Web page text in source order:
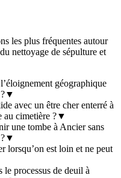
les plus fréquentes autour
nettoyage de sépulture et
géographique
▼
avec un être cher enterré à
au cimetière ?▼
une tombe à Ancier sans
▼
lorsqu’on est loin et ne peut
processus de deuil à